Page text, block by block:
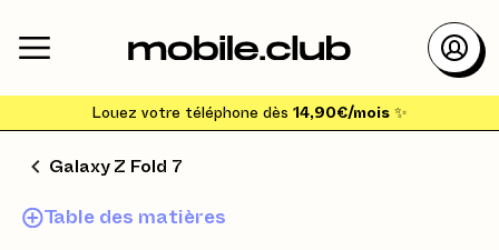
Louez votre téléphone dès 14,90€/mois ✨
Galaxy Z Fold 7
Table des matières